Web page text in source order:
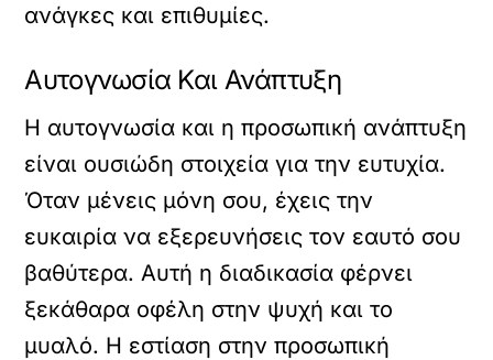
ανάγκες και επιθυμίες.
Αυτογνωσία Και Ανάπτυξη
Η αυτογνωσία και η προσωπική ανάπτυξη
είναι ουσιώδη στοιχεία για την ευτυχία.
Όταν μένεις μόνη σου, έχεις την
ευκαιρία να εξερευνήσεις τον εαυτό σου
βαθύτερα. Αυτή η διαδικασία φέρνει
ξεκάθαρα οφέλη στην ψυχή και το
μυαλό. Η εστίαση στην προσωπική